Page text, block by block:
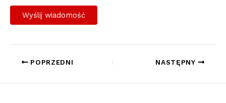
POPRZEDNI NASTĘPNY